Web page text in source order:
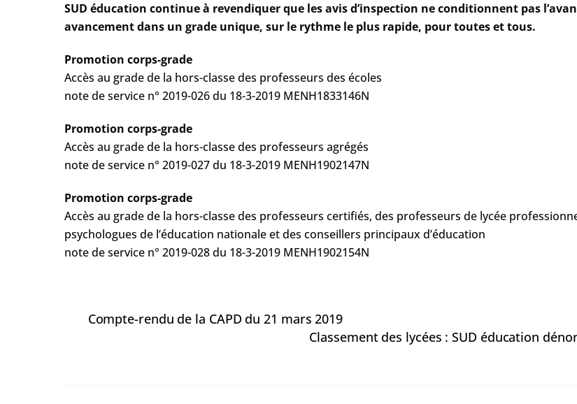
SUD éducation continue à revendiquer que les avis d’inspection ne conditionnent pas
avancement dans un grade unique, sur le rythme le plus rapide, pour toutes et tous.
Promotion corps-grade
Accès au grade de la hors-classe des professeurs des écoles
note de service n° 2019-026 du 18-3-2019 MENH1833146N
Promotion corps-grade
Accès au grade de la hors-classe des professeurs agrégés
note de service n° 2019-027 du 18-3-2019 MENH1902147N
Promotion corps-grade
Accès au grade de la hors-classe des professeurs certifiés, des professeurs de lycée
psychologues de l’éducation nationale et des conseillers principaux d’éducation
note de service n° 2019-028 du 18-3-2019 MENH1902154N
Compte-rendu de la CAPD du 21 mars 2019
Classement des lycées : SUD éducation